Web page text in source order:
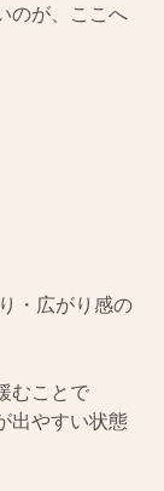
のが、ここへ
・広がり感の
むことで
出やすい状態